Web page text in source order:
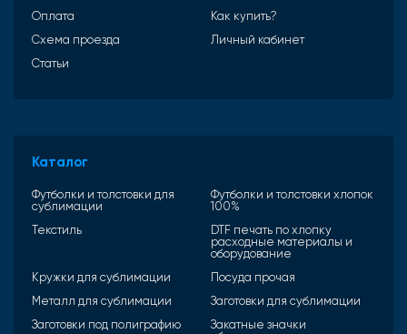
Оплата
Как купить?
Схема проезда
Личный кабинет
Статьи
Каталог
Футболки и толстовки для
сублимации
Футболки и толстовки хлопок
100%
Текстиль
DTF печать по хлопку
расходные материалы и
оборудование
Кружки для сублимации
Посуда прочая
Металл для сублимации
Заготовки для сублимации
Заготовки под полиграфию
Закатные значки